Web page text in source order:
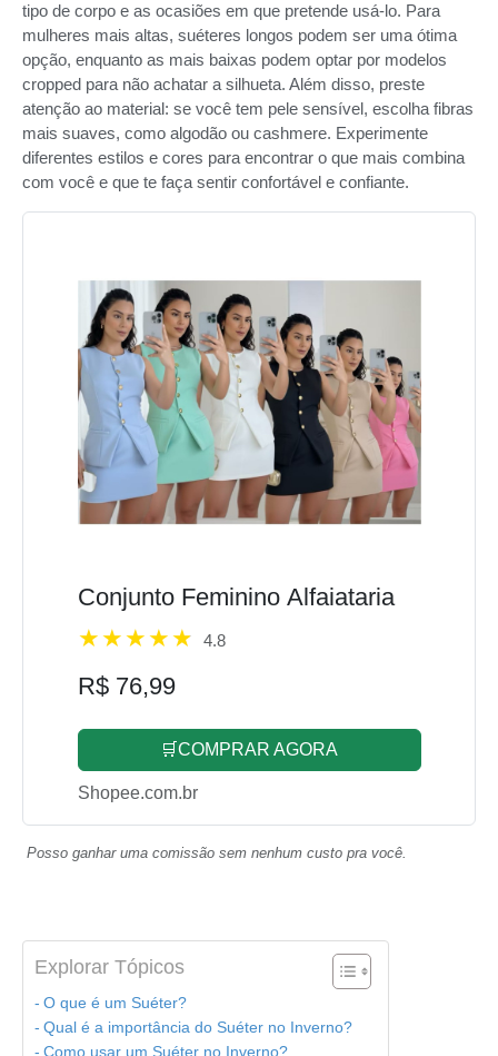
tipo de corpo e as ocasiões em que pretende usá-lo. Para
mulheres mais altas, suéteres longos podem ser uma ótima
opção, enquanto as mais baixas podem optar por modelos
cropped para não achatar a silhueta. Além disso, preste
atenção ao material: se você tem pele sensível, escolha fibras
mais suaves, como algodão ou cashmere. Experimente
diferentes estilos e cores para encontrar o que mais combina
com você e que te faça sentir confortável e confiante.
Conjunto Feminino Alfaiataria
4.8
R$ 76,99
🛒COMPRAR AGORA
Shopee.com.br
Posso ganhar uma comissão sem nenhum custo pra você.
Explorar Tópicos
O que é um Suéter?
Qual é a importância do Suéter no Inverno?
Como usar um Suéter no Inverno?